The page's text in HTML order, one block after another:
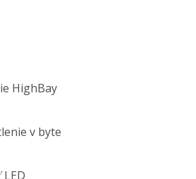
HighBay
v byte